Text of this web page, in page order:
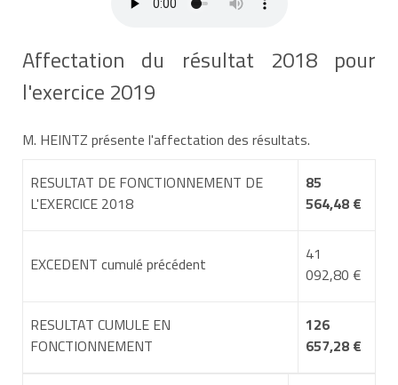
Affectation du résultat 2018 pour
l'exercice 2019
M. HEINTZ présente l'affectation des résultats.
RESULTAT DE FONCTIONNEMENT DE
L'EXERCICE 2018
85
564,48 €
EXCEDENT cumulé précédent
41
092,80 €
RESULTAT CUMULE EN
FONCTIONNEMENT
126
657,28 €